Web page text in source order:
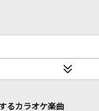
るカラオケ楽曲